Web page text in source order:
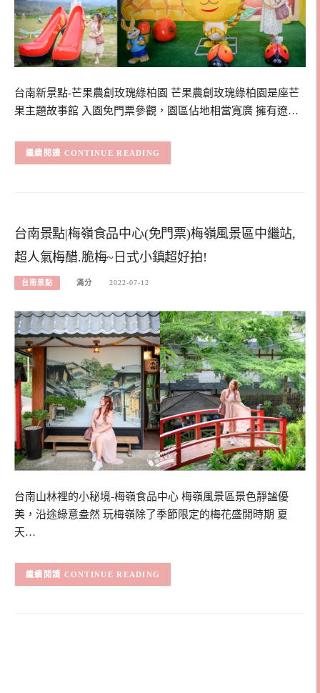
台南新景點-芒果農創玫瑰綠柏園 芒果農創玫瑰綠柏園是座芒
果主題故事館 入園免門票參觀，園區佔地相當寬廣 擁有遼…
CONTINUE READING
台南景點|梅嶺食品中心(免門票)梅嶺風景區中繼站,
超人氣梅醋.脆梅~日式小鎮超好拍!
台南景點 滿分 2022-07-12
台南山林裡的小秘境-梅嶺食品中心 梅嶺風景區景色靜謐優
美，沿途綠意盎然 玩梅嶺除了季節限定的梅花盛開時期 夏
天…
CONTINUE READING